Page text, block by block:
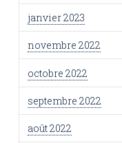
janvier 2023
novembre 2022
octobre 2022
septembre 2022
août 2022